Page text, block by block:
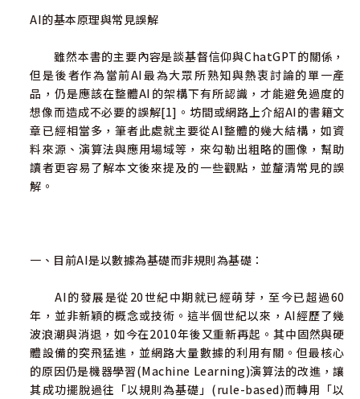
當AI承載上帝的道所帶來的牧養新挑戰
問與答：使用與搭配
ChatGPT概念實作：AI的關懷陪伴指南
本章注釋
第六幕：成長
直面AI時代的到來
問與答（兼AI實作）：未來與關注
本章注釋
AI的基本原理與常見誤解
雖然本書的主要內容是談基督信仰與ChatGPT的關係，
但是後者作為當前AI最為大眾所熟知與熱衷討論的單一產
品，仍是應該在整體AI的架構下有所認識，才能避免過度的
想像而造成不必要的誤解[1]。坊間或網路上介紹AI的書籍文
章已經相當多，筆者此處就主要從AI整體的幾大結構，如資
料來源、演算法與應用場域等，來勾勒出粗略的圖像，幫助
讀者更容易了解本文後來提及的一些觀點，並釐清常見的誤
解。
一、目前AI是以數據為基礎而非規則為基礎：
AI的發展是從20世紀中期就已經萌芽，至今已超過60
年，並非新穎的概念或技術。這半個世紀以來，AI經歷了幾
波浪潮與消退，如今在2010年後又重新再起。其中固然與硬
體設備的突飛猛進，並網路大量數據的利用有關。但最核心
的原因仍是機器學習(Machine Learning)演算法的改進，讓
其成功擺脫過往「以規則為基礎」(rule-based)而轉用「以